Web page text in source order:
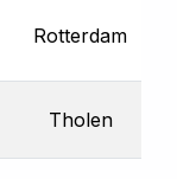
Rotterdam
Tholen